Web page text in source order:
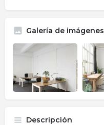
Galería de imágenes
Descripción